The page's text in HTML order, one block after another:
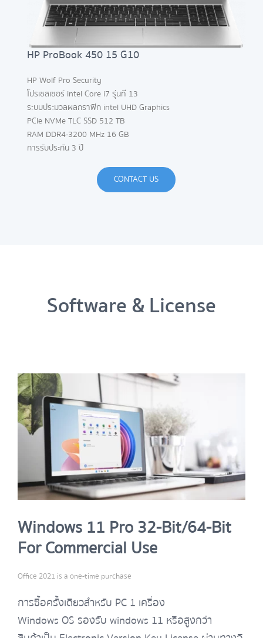
HP ProBook 450 15 G10
HP Wolf Pro Security
โปรเซสเซอร์ intel Core i7 รุ่นที่ 13
ระบบประมวลผลกราฟิก intel UHD Graphics
PCle NVMe TLC SSD 512 TB
RAM DDR4-3200 MHz 16 GB
การรับประกัน 3 ปี
CONTACT US
Software & License
Windows 11 Pro 32-Bit/64-Bit
For Commercial Use
Office 2021 is a one-time purchase
การซื้อครั้งเดียวสำหรับ PC 1 เครื่อง
Windows OS รองรับ windows 11 หรือสูงกว่า